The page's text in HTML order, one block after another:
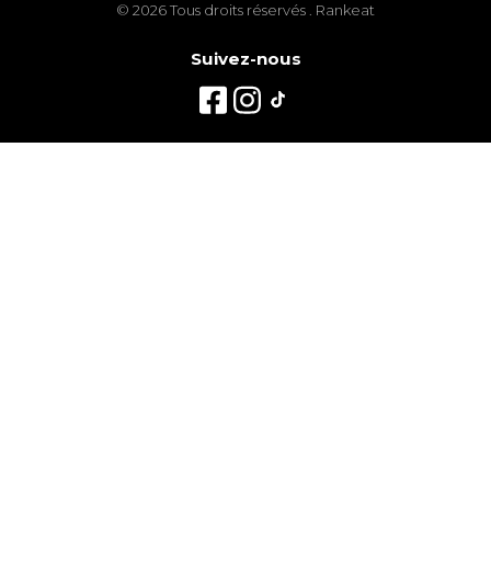
© 2026 Tous droits réservés . Rankeat
Suivez-nous